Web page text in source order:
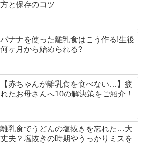
方と保存のコツ
バナナを使った離乳食はこう作る!生後
何ヶ月から始められる?
【赤ちゃんが離乳食を食べない…】疲
れたお母さんへ10の解決策をご紹介！
離乳食でうどんの塩抜きを忘れた…大
丈夫？塩抜きの時期やうっかりミスを